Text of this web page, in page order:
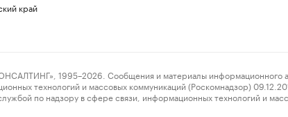
край
1995–2026. Сообщения и материалы информационного
технологий и массовых коммуникаций (Роскомнадзор)
по надзору в сфере связи, информационных технологий и